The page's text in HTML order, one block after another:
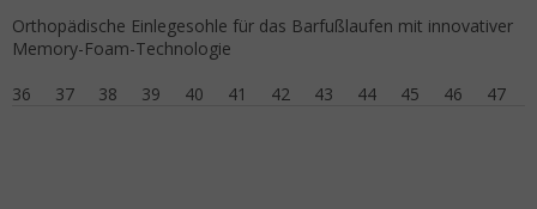
Orthopädische Einlegesohle für das Barfußlaufen mit innovativer
Memory-Foam-Technologie
36
37 38 39 40 41 42 43 44 45 46 47